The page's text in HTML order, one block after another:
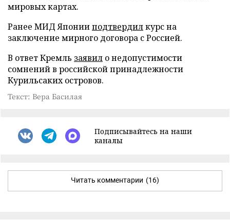
мировых картах.
Ранее МИД Японииподтвердилкурс на
заключение мирного договора с Россией.
В ответ Кремль заявил о недопустимости
сомнений в российской принадлежности
Курильсаких островов.
Текст: Вера Басилая
Подписывайтесь на наши
каналы
Читать комментарии (16)